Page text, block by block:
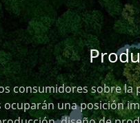
consumidores sobre
ocuparán una posición